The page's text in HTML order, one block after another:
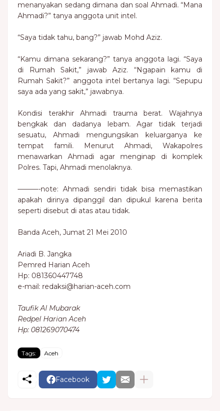
menanyakan sedang dimana dan soal Ahmadi. “Mana
Ahmadi?” tanya anggota unit intel.
“Saya tidak tahu, bang?” jawab Mohd Aziz.
“Kamu dimana sekarang?” tanya anggota lagi. “Saya
di Rumah Sakit,” jawab Aziz. “Ngapain kamu di
Rumah Sakit?” anggota intel bertanya lagi. “Sepupu
saya ada yang sakit,” jawabnya.
Kondisi terakhir Ahmadi trauma berat. Wajahnya
bengkak dan dadanya lebam. Agar tidak terjadi
sesuatu, Ahmadi mengungsikan keluarganya ke
tempat famili. Menurut Ahmadi, Wakapolres
menawarkan Ahmadi agar menginap di komplek
Polres. Tapi, Ahmadi menolaknya.
———-note: Ahmadi sendiri tidak bisa memastikan
apakah dirinya dipanggil dan dipukul karena berita
seperti disebut di atas atau tidak.
Banda Aceh, Jumat 21 Mei 2010
Ariadi B. Jangka
Pemred Harian Aceh
Hp: 081360447748
e-mail: redaksi@harian-aceh.com
Taufik Al Mubarak
Redpel Harian Aceh
Hp: 081269070474
Tags: Aceh
Facebook